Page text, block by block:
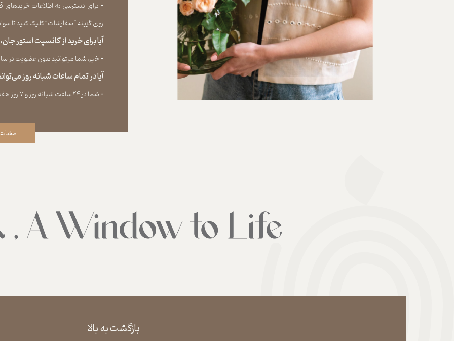
​​​​​​​- برای دسترسی به اطلاعات خریدهای
روی گزینه “سفارشات” کلیک کنید تا
آیا برای خرید از کانسپت استور
​​​​​​​- خیر، شما میتوانید بدون عضویت در
آیا در تمام ساعات شبانه روز
​​​​​​​​​​​​​​- شما در ۲۴ ساعت شبانه روز و ۷ روز هفته می‌‏توانید سفارش خود را ثبت کنید.
بازگشت به بالا